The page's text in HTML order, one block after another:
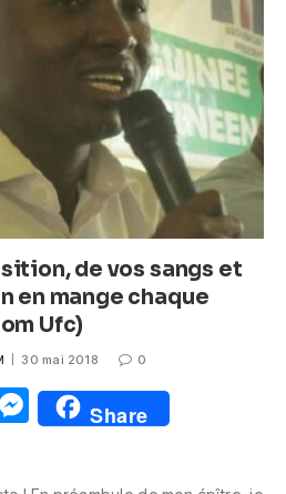
g
er
de vos sangs et
en mange chaque
Ufc)
30 mai 2018 0
M
e
Share